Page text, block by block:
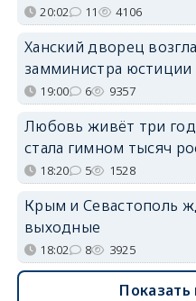
20:02 11 4106
Ханский дворец
замминистра
19:00 6 9357
Любовь живёт три
стала гимном тысяч
18:20 5 1528
Крым и Севастополь
выходные
18:02 8 3925
Показать